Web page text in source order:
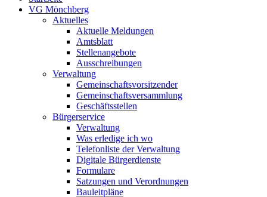
VG Mönchberg
Aktuelles
Aktuelle Meldungen
Amtsblatt
Stellenangebote
Ausschreibungen
Verwaltung
Gemeinschaftsvorsitzender
Gemeinschaftsversammlung
Geschäftsstellen
Bürgerservice
Verwaltung
Was erledige ich wo
Telefonliste der Verwaltung
Digitale Bürgerdienste
Formulare
Satzungen und Verordnungen
Bauleitpläne